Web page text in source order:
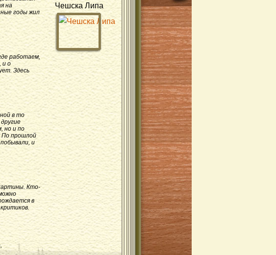
на
годы жил
работаем,
и о
Здесь
в то
но и по
По прошлой
и
Кто-
в
Чешска Липа